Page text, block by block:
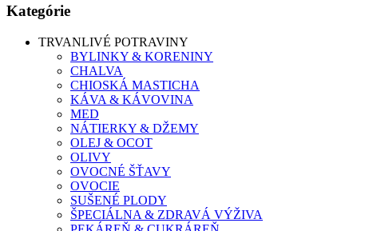
Kategórie
TRVANLIVÉ POTRAVINY
BYLINKY & KORENINY
CHALVA
CHIOSKÁ MASTICHA
KÁVA & KÁVOVINA
MED
NÁTIERKY & DŽEMY
OLEJ & OCOT
OLIVY
OVOCNÉ ŠŤAVY
OVOCIE
SUŠENÉ PLODY
ŠPECIÁLNA & ZDRAVÁ VÝŽIVA